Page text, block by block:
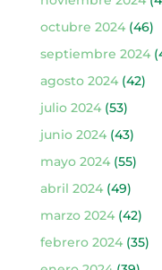
octubre 2024(46)
septiembre 2024
agosto 2024(42)
julio 2024(53)
junio 2024(43)
mayo 2024(55)
abril 2024(49)
marzo 2024(42)
febrero 2024(35)